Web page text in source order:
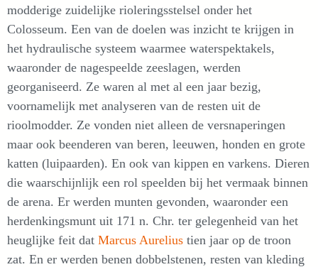
modderige zuidelijke rioleringsstelsel onder het
Colosseum. Een van de doelen was inzicht te krijgen in
het hydraulische systeem waarmee waterspektakels,
waaronder de nagespeelde zeeslagen, werden
georganiseerd. Ze waren al met al een jaar bezig,
voornamelijk met analyseren van de resten uit de
rioolmodder. Ze vonden niet alleen de versnaperingen
maar ook beenderen van beren, leeuwen, honden en grote
katten (luipaarden). En ook van kippen en varkens. Dieren
die waarschijnlijk een rol speelden bij het vermaak binnen
de arena. Er werden munten gevonden, waaronder een
herdenkingsmunt uit 171 n. Chr. ter gelegenheid van het
heuglijke feit dat Marcus Aurelius tien jaar op de troon
zat. En er werden benen dobbelstenen, resten van kleding